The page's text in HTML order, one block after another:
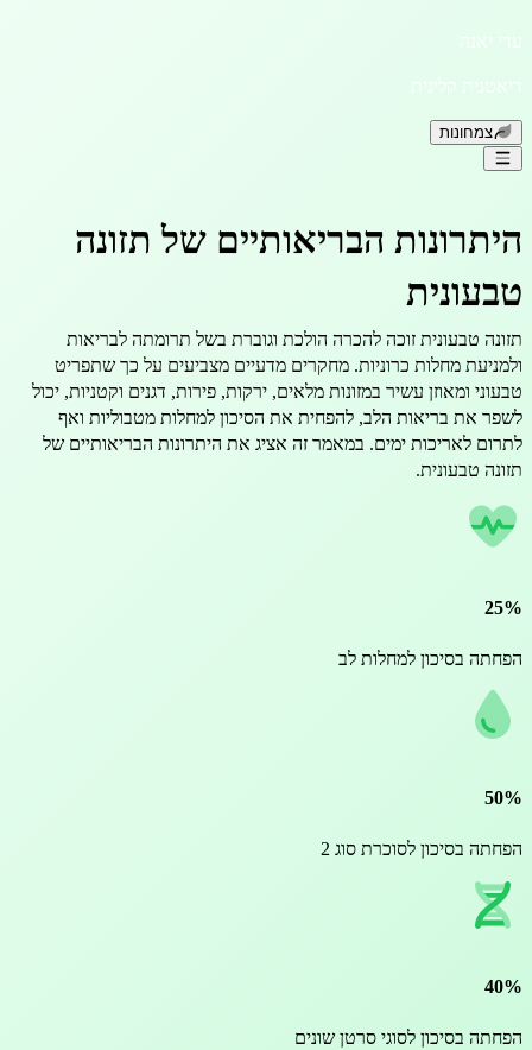
קלינית
הבריאותיים של תזונה
טבעונית זוכה להכרה הולכת וגוברת בשל תרומתה לבריאות
מחלות כרוניות. מחקרים מדעיים מצביעים על כך שתפריט
ומאוזן עשיר במזונות מלאים, ירקות, פירות, דגנים וקטניות, יכול
בריאות הלב, להפחית את הסיכון למחלות מטבוליות ואף
לאריכות ימים. במאמר זה אציג את היתרונות הבריאותיים של
טבעונית.
בסיכון למחלות לב
בסיכון לסוכרת סוג 2
בסיכון לסוגי סרטן שונים